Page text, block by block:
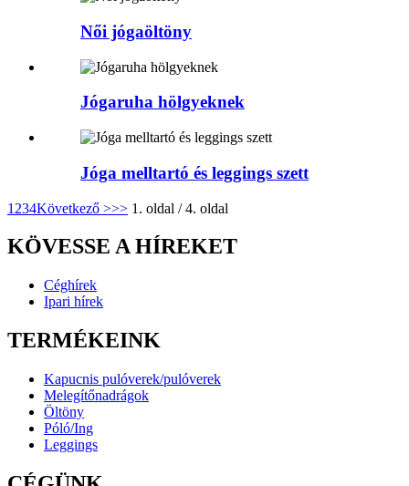
Női jógaöltöny
Jógaruha hölgyeknek
Jóga melltartó és leggings szett
1 234Következő >>> 1. oldal / 4. oldal
KÖVESSE A HÍREKET
Céghírek
Ipari hírek
TERMÉKEINK
Kapucnis pulóverek/pulóverek
Melegítőnadrágok
Öltöny
Póló/Ing
Leggings